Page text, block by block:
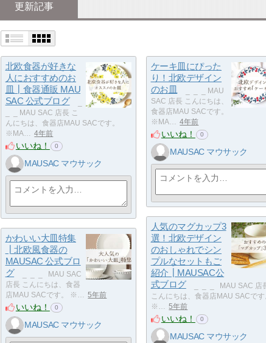
更新記事
北欧食器が好きな
人におすすめのお
皿┃食器通販 MAU
SAC 公式ブログ
_ ​ _ MAU SAC 店長 こ
んにちは、食器店MAU SACです。
※MA…
4年前
いいね！ 0
MAUSAC マウサック
ケーキ皿にぴった
り！北欧デザイン
のお皿
​ _ ​ _ ​ _ MAU
SAC 店長 こんにちは、
食器店MAU SACです。
※MA…
4年前
いいね！ 0
MAUSAC マウサック
人気のマグカップ3
選！北欧デザイン
のおしゃれでシン
プルなセットもご
紹介┃MAUSAC公
式ブログ
_ ​ _ ​ _ MAU SAC 店
こんにちは、食器店MAU SACです
※…
5年前
いいね！ 0
MAUSAC マウサック
かわいい大皿特集
┃北欧風食器の
MAUSAC 公式ブロ
グ
​ _ ​ _ ​ _ MAU SAC
店長 こんにちは、食器
店MAU SACです。 ※…
5年前
いいね！ 0
MAUSAC マウサック